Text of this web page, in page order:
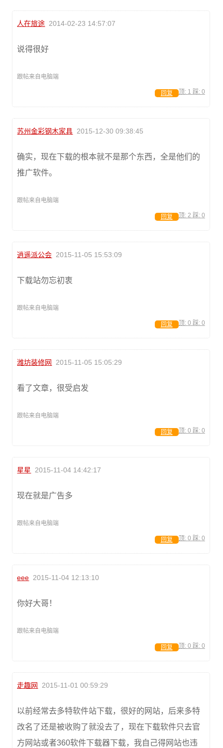
人在旅途 2014-02-23 14:57:07
说得很好
跟帖来自电脑端
顶: 1 踩: 0
回复
苏州金彩钢木家具 2015-12-30 09:38:45
确实，现在下载的根本就不是那个东西，全是他们的
推广软件。
跟帖来自电脑端
顶: 2 踩: 0
回复
逍遥派公会 2015-11-05 15:53:09
下载站勿忘初衷
跟帖来自电脑端
顶: 0 踩: 0
回复
潍坊装修网 2015-11-05 15:05:29
看了文章，很受启发
跟帖来自电脑端
顶: 0 踩: 0
回复
星星 2015-11-04 14:42:17
现在就是广告多
跟帖来自电脑端
顶: 0 踩: 0
回复
eee 2015-11-04 12:13:10
你好大哥！
跟帖来自电脑端
顶: 0 踩: 0
回复
走趣网 2015-11-01 00:59:29
以前经常去多特软件站下载，很好的网站，后来多特
改名了还是被收购了就没去了，现在下载软件只去官
方网站或者360软件下载器下载，我自己得网站也违